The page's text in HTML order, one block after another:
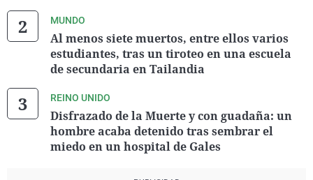
MUNDO
Al menos siete muertos, entre ellos varios
estudiantes, tras un tiroteo en una escuela
de secundaria en Tailandia
REINO UNIDO
Disfrazado de la Muerte y con guadaña: un
hombre acaba detenido tras sembrar el
miedo en un hospital de Gales